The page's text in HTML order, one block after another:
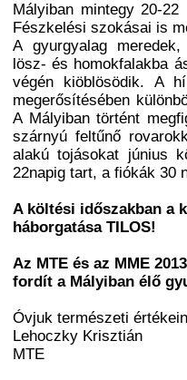
Mályiban mintegy 20-
Fészkelési szokásai is
A gyurgyalag
lösz- és homokfalakba
végén kiöblösödik. A
megerősítésében
A Mályiban történt
szárnyú feltűnő
alakú tojásokat június
22napig tart, a fiókák 30
A költési időszakban a
háborgatása TILOS!
Az MTE és az MME
fordít a Mályiban élő
Óvjuk természeti
Lehoczky Krisztián
MTE